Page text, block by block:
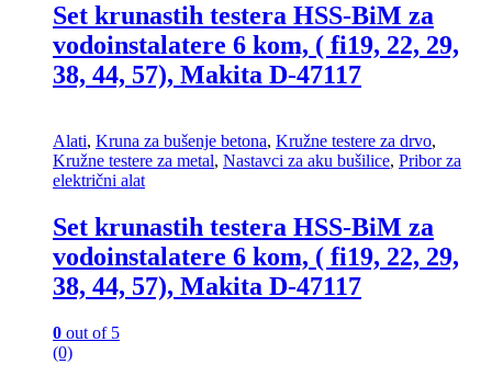
Set krunastih testera HSS-BiM za
vodoinstalatere 6 kom, ( fi19, 22, 29,
38, 44, 57), Makita D-47117
Alati, Kruna za bušenje betona, Kružne testere za drvo,
Kružne testere za metal, Nastavci za aku bušilice, Pribor za
električni alat
Set krunastih testera HSS-BiM za
vodoinstalatere 6 kom, ( fi19, 22, 29,
38, 44, 57), Makita D-47117
0 out of 5
(0)